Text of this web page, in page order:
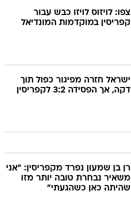
צפו: לויזוס לויזו כבש עבור
קפריסין במוקדמות המונדיאל
ישראל חזרה מפיגור כפול תוך
דקה, אך הפסידה 3:2 לקפריסין
רן בן שמעון נפרד מקפריסין: "אני
משאיר נבחרת טובה יותר מזו
שהיתה כאן כשהגעתי"